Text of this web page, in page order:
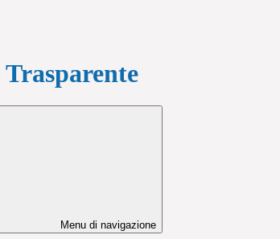
Menu di navigazione